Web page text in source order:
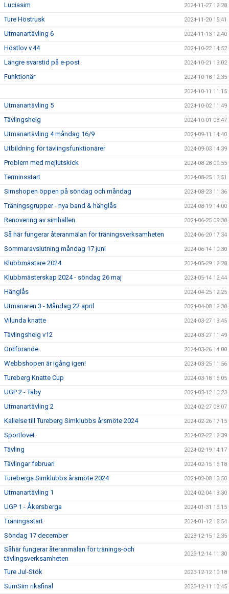
Luciasim 2024-11-27 12:28
Ture Höstrusk 2024-11-20 15:41
Utmanartävling 6 2024-11-13 12:40
Höstlov v.44 2024-10-22 14:52
Längre svarstid på e-post 2024-10-21 13:02
Funktionär 2024-10-18 12:35
2024-10-11 11:15
Utmanartävling 5 2024-10-02 11:49
Tävlingshelg 2024-10-01 08:47
Utmanartävling 4 måndag 16/9 2024-09-11 14:40
Utbildning för tävlingsfunktionärer 2024-09-03 14:39
Problem med mejlutskick 2024-08-28 09:55
Terminsstart 2024-08-25 13:51
Simshopen öppen på söndag och måndag 2024-08-23 11:36
Träningsgrupper - nya band & hänglås 2024-08-19 14:00
Renovering av simhallen 2024-06-25 09:38
Så här fungerar återanmälan för träningsverksamheten 2024-06-20 17:34
Sommaravslutning måndag 17 juni 2024-06-14 10:30
Klubbmästare 2024 2024-05-29 12:28
Klubbmästerskap 2024 - söndag 26 maj 2024-05-14 12:44
Hänglås 2024-04-25 12:25
Utmanaren 3 - Måndag 22 april 2024-04-08 12:38
Vilunda knatte 2024-03-27 13:45
Tävlingshelg v12 2024-03-27 11:49
Ordförande 2024-03-26 14:00
Webbshopen är igång igen! 2024-03-25 11:56
Tureberg Knatte Cup 2024-03-18 15:05
UGP 2 - Täby 2024-03-12 10:23
Utmanartävling 2 2024-02-27 08:07
Kallelse till Tureberg Simklubbs årsmöte 2024 2024-02-26 17:15
Sportlovet 2024-02-22 12:39
Tävling 2024-02-19 14:17
Tävlingar februari 2024-02-15 15:18
Turebergs Simklubbs årsmöte 2024 2024-02-08 13:50
Utmanartävling 1 2024-02-04 13:30
UGP 1 - Åkersberga 2024-01-31 13:15
Träningsstart 2024-01-12 15:54
Söndag 17 december 2023-12-15 12:35
Såhär fungerar återanmälan för tränings-och
tävlingsverksamheten
2023-12-14 11:30
Ture Jul-Stök 2023-12-12 10:18
SumSim riksfinal 2023-12-11 13:45